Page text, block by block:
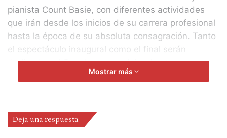
pianista Count Basie, con diferentes actividades
que irán desde los inicios de su carrera profesional
hasta la época de su absoluta consagración. Tanto
el espectáculo inaugural como el final serán
dedicados al Count, y supondrán el estreno
absoluto de la Big Band de l‚Aula Music‚s de
precisamente a este centenario. Por otra parte, el
Festival trabajará las relaciones entre las brass
Mostrar más
Deja una respuesta